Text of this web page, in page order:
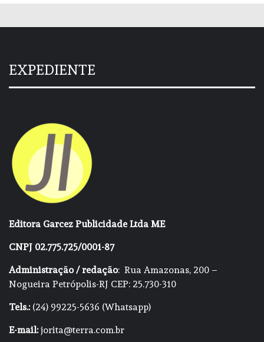
EXPEDIENTE
Editora Garcez Publicidade Ltda ME
CNPJ 02.775.725/0001-87
Administração / redação: Rua Amazonas, 200 –
Nogueira Petrópolis-RJ CEP: 25.730-310
Tels.:(24) 99225-5636 (Whatsapp)
E-mail:jorita@terra.com.br